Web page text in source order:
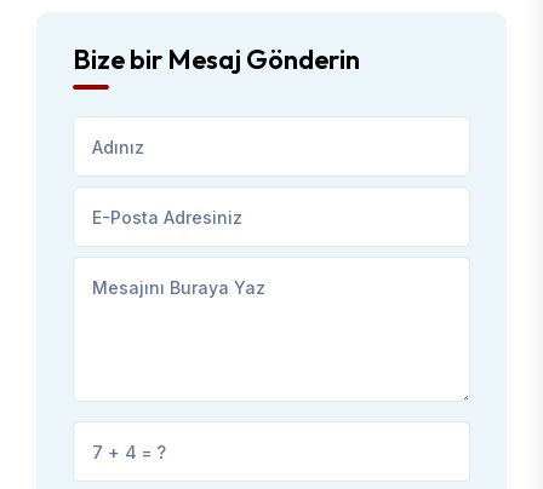
Bize bir Mesaj Gönderin